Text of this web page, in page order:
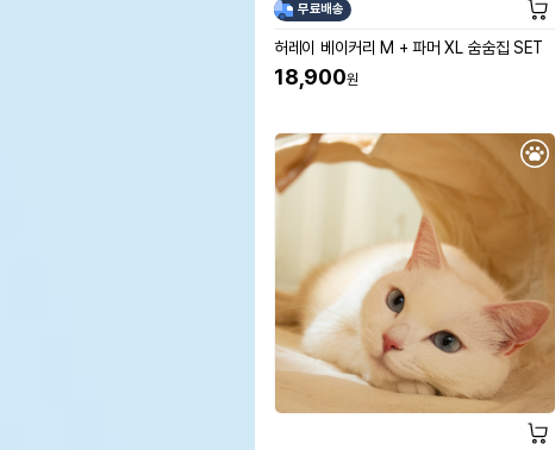
무료배송
허레이 베이커리 M + 파머 XL 숨숨집 SET
18,900원